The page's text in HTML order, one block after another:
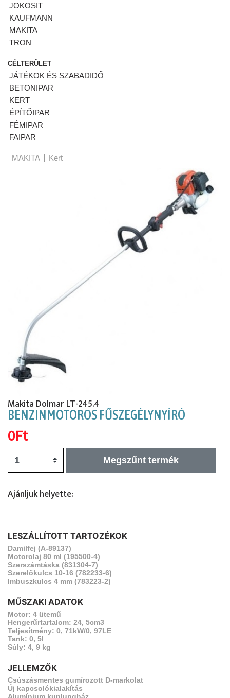
JOKOSIT
KAUFMANN
MAKITA
TRON
CÉLTERÜLET
JÁTÉKOK ÉS SZABADIDŐ
BETONIPAR
KERT
ÉPÍTŐIPAR
FÉMIPAR
FAIPAR
MAKITA Kert
Makita Dolmar LT-245.4
BENZINMOTOROS FŰSZEGÉLYNYÍRÓ
0Ft
Megszűnt termék
Ajánljuk helyette:
LESZÁLLÍTOTT TARTOZÉKOK
Damilfej (A-89137)
Motorolaj 80 ml (195500-4)
Szerszámtáska (831304-7)
Szerelőkulcs 10-16 (782233-6)
Imbuszkulcs 4 mm (783223-2)
MŰSZAKI ADATOK
Motor: 4 ütemű
Hengerűrtartalom: 24, 5cm3
Teljesítmény: 0, 71kW/0, 97LE
Tank: 0, 5l
Súly: 4, 9 kg
JELLEMZŐK
Csúszásmentes gumírozott D-markolat
Új kapcsolókialakítás
Alumínium kuplungház